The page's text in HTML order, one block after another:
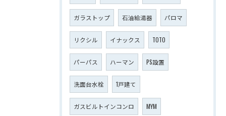
ガラストップ 石油給湯器 パロマ
リクシル イナックス TOTO
パーパス ハーマン PS設置
洗面台水栓 1戸建て
ガスビルトインコンロ MYM